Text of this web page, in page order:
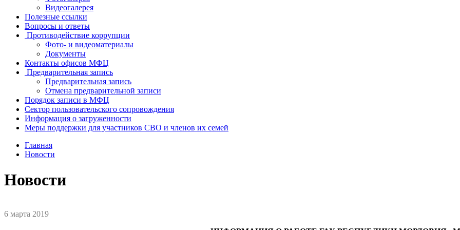
Видеогалерея
Полезные ссылки
Вопросы и ответы
Противодействие коррупции
Фото- и видеоматериалы
Документы
Контакты офисов МФЦ
Предварительная запись
Предварительная запись
Отмена предварительной записи
Порядок записи в МФЦ
Сектор пользовательского сопровождения
Информация о загруженности
Меры поддержки для участников СВО и членов их семей
Главная
Новости
Новости
6 марта 2019